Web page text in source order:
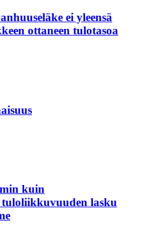
ei yleensä
ottaneen tulotasoa
kuin
lasku